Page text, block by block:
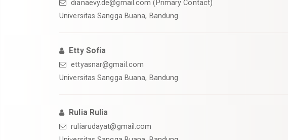
dianaevy.de@gmail.com (Primary Contact)
Universitas Sangga Buana, Bandung
Etty Sofia
ettyasnar@gmail.com
Universitas Sangga Buana, Bandung
Rulia Rulia
ruliarudayat@gmail.com